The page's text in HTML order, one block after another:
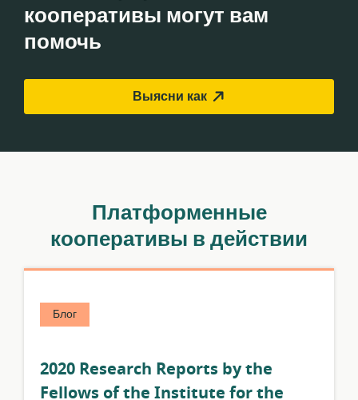
кооперативы могут вам
помочь
Выясни как
Платформенные
кооперативы в действии
Блог
2020 Research Reports by the
Fellows of the Institute for the